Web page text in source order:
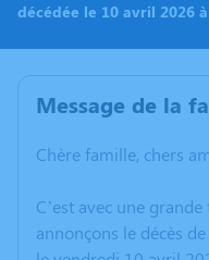
décédée le 10 avril 2026
Message de la
Chère famille, chers
C’est avec une
annonçons le décès